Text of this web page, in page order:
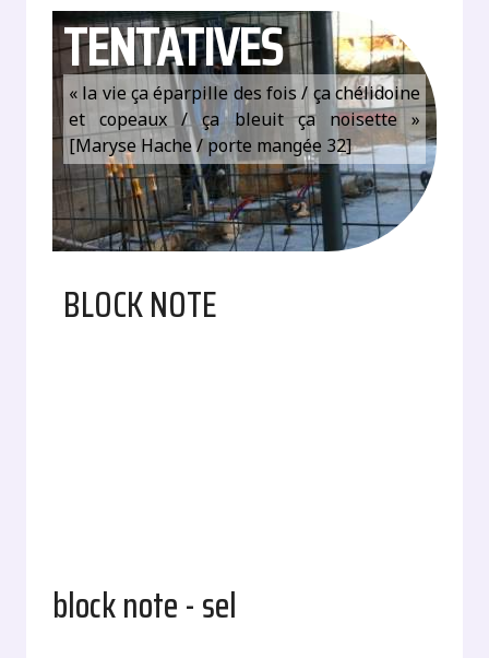
TENTATIVES
« la vie ça éparpille des fois / ça chélidoine
et copeaux / ça bleuit ça noisette »
[Maryse Hache / porte mangée 32]
BLOCK NOTE
block note - sel